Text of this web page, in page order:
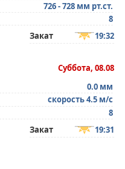
726 - 728 мм рт.ст.
8
Закат 19:32
Суббота, 08.08
0.0 мм
скорость 4.5 м/с
8
Закат 19:31